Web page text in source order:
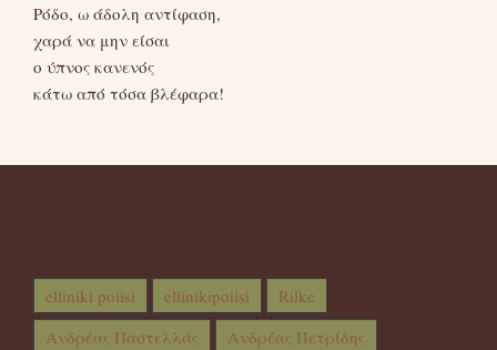
Ρόδο, ω άδολη αντίφαση,
χαρά να μην είσαι
ο ύπνος κανενός
κάτω από τόσα βλέφαρα!
elliniki poiisi ellinikipoiisi
Rilke
Ανδρέας Παστελλάς
Ανδρέας Πετρίδης